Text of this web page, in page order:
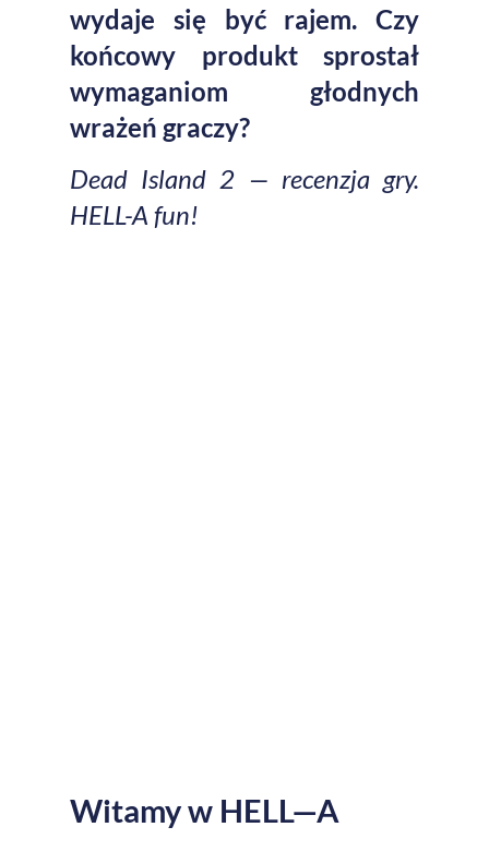
wydaje się być rajem. Czy
końcowy produkt sprostał
wymaganiom głodnych
wrażeń graczy?
Dead Island 2 — recenzja gry.
HELL-A fun!
Witamy w HELL—A